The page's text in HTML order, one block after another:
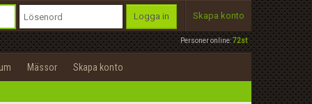
Personer online:72st
Logga in Skapa konto
Mässor Skapa konto